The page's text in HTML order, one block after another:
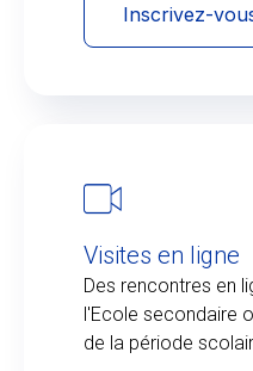
Inscrivez-
Visites en ligne
Des rencontres en
l'Ecole secondaire
de la période